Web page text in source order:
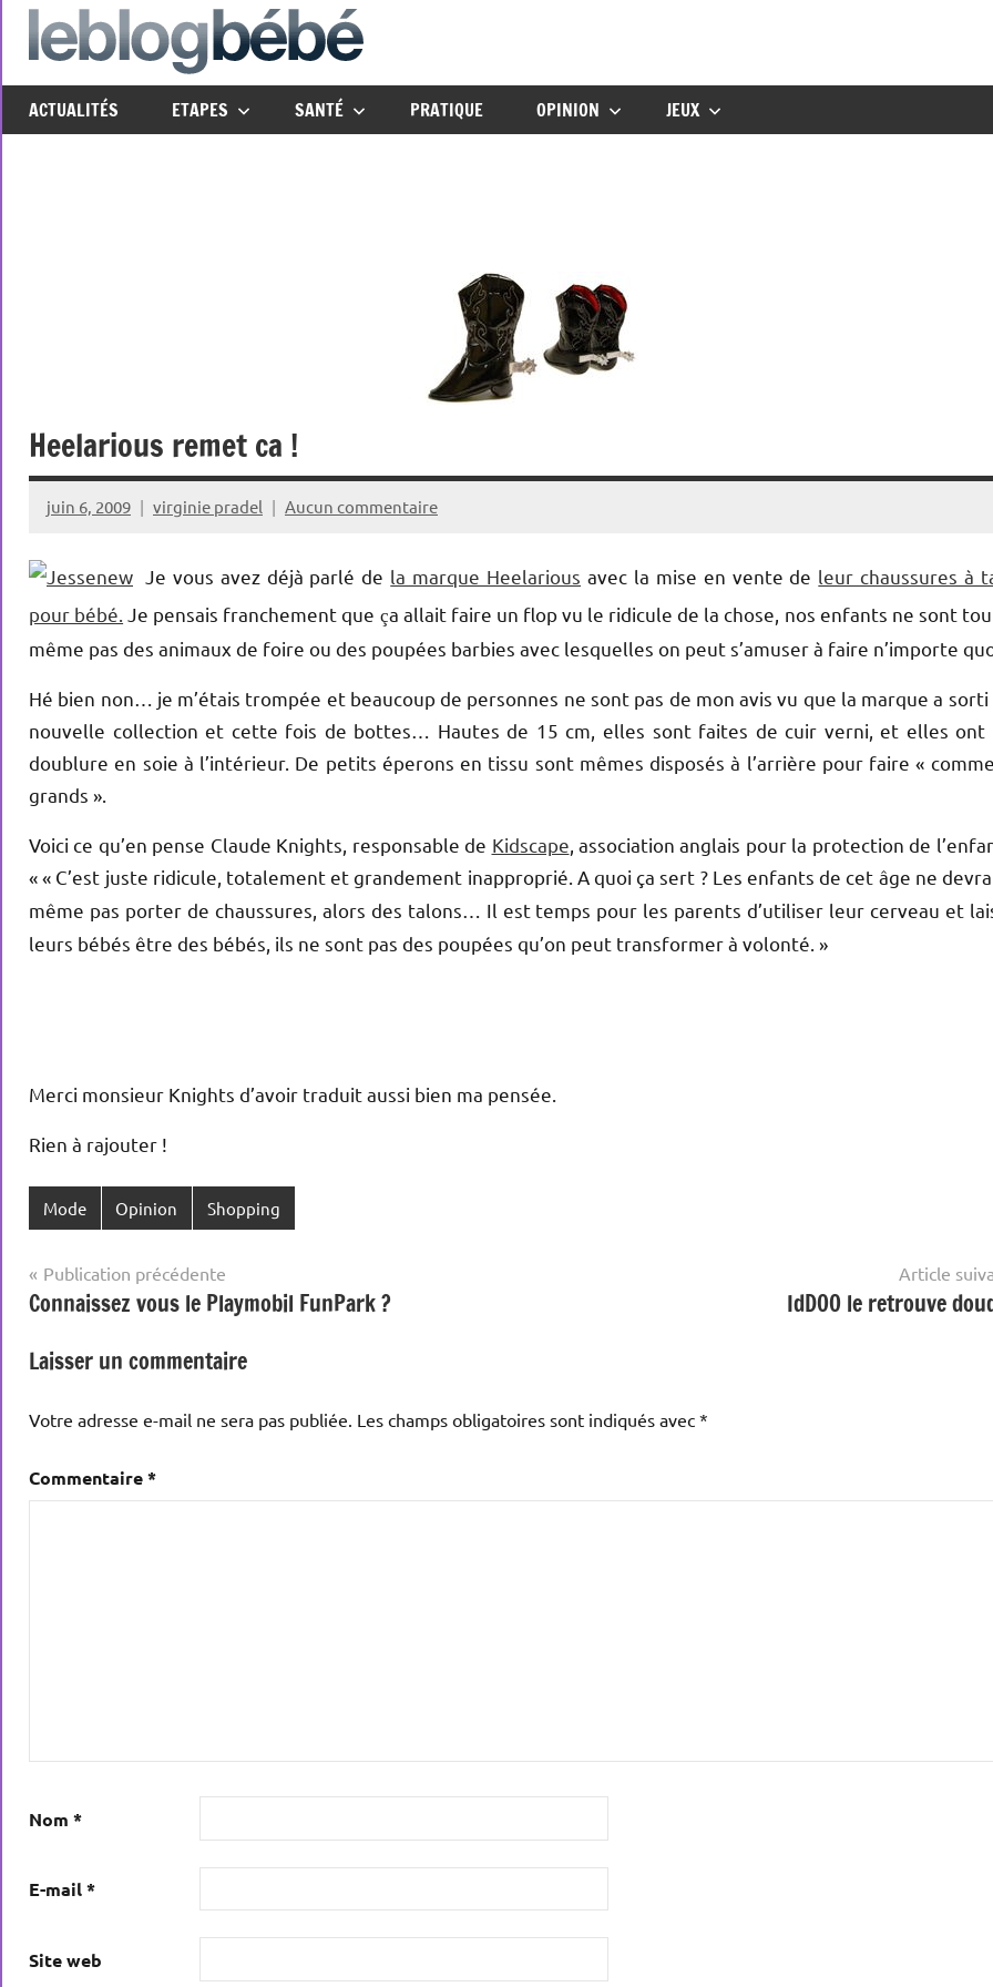
Aller
leblogbebe
another
The
ACTUALITÉS ETAPES SANTÉ PRATIQUE OPINION JEUX
Heelarious remet ca !
juin 6, 2009 virginie pradel Aucun commentaire
Je vous avez déjà parlé de la marque Heelarious avec la mise en vente de leur chaussures à
pour bébé.
Je pensais franchement que ça allait faire un flop vu le ridicule de la chose, nos enfants ne sont
même pas des animaux de foire ou des poupées barbies avec lesquelles on peut s’amuser à faire n’importe
Hé bien non… je m’étais trompée et beaucoup de personnes ne sont pas de mon avis vu que la marque a sorti
nouvelle collection et cette fois de bottes… Hautes de 15 cm, elles sont faites decuir verni, et elles ont
doublure en soie à l’intérieur. De petits éperons en tissu sont mêmes disposés à l’arrière pour faire «
grands ».
Voici ce qu’en pense Claude Knights, responsable de Kidscape , association anglais pour la protection de
« « C’est juste ridicule, totalement et grandement inapproprié. A quoi ça sert ? Les enfants de cet âge ne
même pas porter de chaussures, alors des talons… Il est temps pour les parents d’utiliser leur cerveau et
leurs bébés être des bébés, ils ne sont pas des poupées qu’on peut transformer à volonté . »
Merci monsieur Knights d’avoir traduit aussi bien ma pensée.
Rien à rajouter !
Mode Opinion Shopping
Navigation
de
l’article
Publication précédente
Connaissez vous le Playmobil FunPark ?
Article
IdDOO le retrouve
Laisser un commentaire
Votre adresse e-mail ne sera pas publiée. Les champs obligatoires sont indiqués avec *
Commentaire*
Nom *
E-mail*
Site web